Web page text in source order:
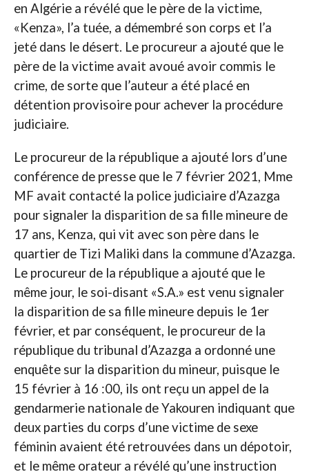
en Algérie a révélé que le père de la victime,
«Kenza», l’a tuée, a démembré son corps et l’a
jeté dans le désert. Le procureur a ajouté que le
père de la victime avait avoué avoir commis le
crime, de sorte que l’auteur a été placé en
détention provisoire pour achever la procédure
judiciaire.
Le procureur de la république a ajouté lors d’une
conférence de presse que le 7 février 2021, Mme
MF avait contacté la police judiciaire d’Azazga
pour signaler la disparition de sa fille mineure de
17 ans, Kenza, qui vit avec son père dans le
quartier de Tizi Maliki dans la commune d’Azazga.
Le procureur de la république a ajouté que le
même jour, le soi-disant «S.A.» est venu signaler
la disparition de sa fille mineure depuis le 1er
février, et par conséquent, le procureur de la
république du tribunal d’Azazga a ordonné une
enquête sur la disparition du mineur, puisque le
15 février à 16 :00, ils ont reçu un appel de la
gendarmerie nationale de Yakouren indiquant que
deux parties du corps d’une victime de sexe
féminin avaient été retrouvées dans un dépotoir,
et le même orateur a révélé qu’une instruction